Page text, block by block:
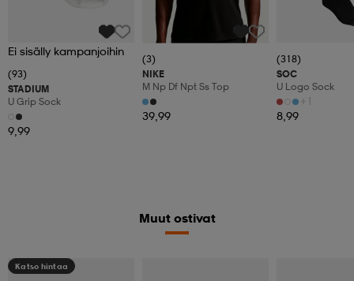
Ei sisälly kampanjoihin
(93)
STADIUM
U Grip Sock
9,99
(3)
NIKE
M Np Df Npt Ss Top
39,99
(318)
SOC
U Logo Sock
+1
8,99
Muut ostivat
Katso hintaa